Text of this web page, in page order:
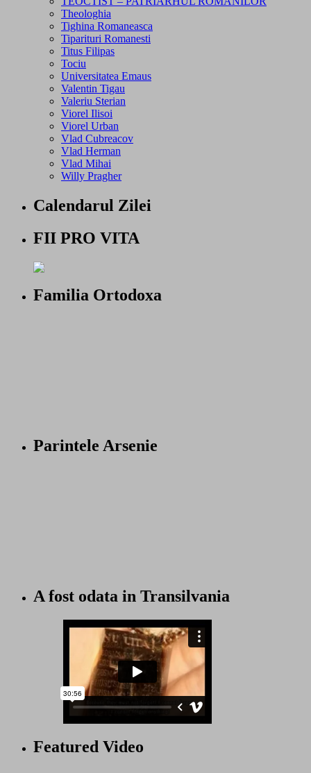
Theologhia
Tighina Romaneasca
Tiparituri Romanesti
Titus Filipas
Tociu
Universitatea Emaus
Valentin Tigau
Valeriu Sterian
Viorel Ilisoi
Viorel Urban
Vlad Cubreacov
Vlad Herman
Vlad Mihai
Willy Pragher
Calendarul Zilei
FII PRO VITA
Familia Ortodoxa
Parintele Arsenie
A fost odata in Transilvania
Featured Video